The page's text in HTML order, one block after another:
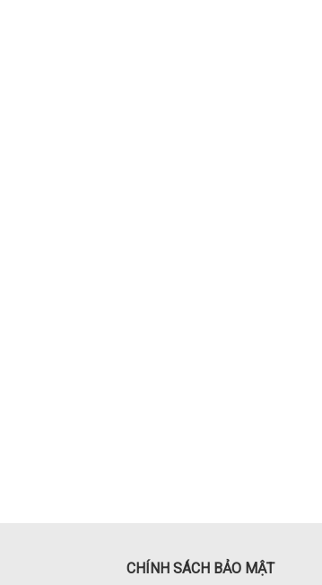
CHÍNH SÁCH BẢO MẬT